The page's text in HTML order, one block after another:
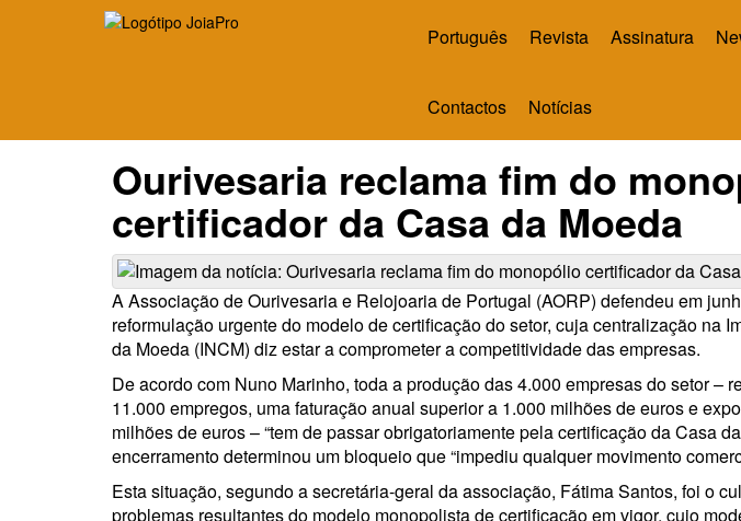
Português Revista Assinatura
Contactos Notícias
Ourivesaria reclama fim do
certificador da Casa da Moeda
A Associação de Ourivesaria e Relojoaria de Portugal (AORP) defendeu em
reformulação urgente do modelo de certificação do setor, cuja centralização na
da Moeda (INCM) diz estar a comprometer a competitividade das empresas.
De acordo com Nuno Marinho, toda a produção das 4.000 empresas do setor –
11.000 empregos, uma faturação anual superior a 1.000 milhões de euros e
milhões de euros – “tem de passar obrigatoriamente pela certificação da Casa
encerramento determinou um bloqueio que “impediu qualquer movimento
Esta situação, segundo a secretária-geral da associação, Fátima Santos, foi o
problemas resultantes do modelo monopolista de certificação em vigor, cujo